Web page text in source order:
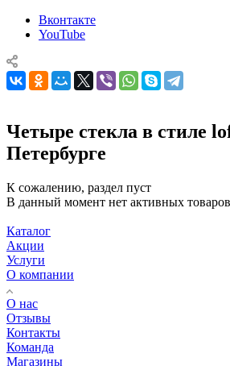
Вконтакте
YouTube
Четыре стекла в стиле
Петербурге
К сожалению, раздел пуст
В данный момент нет активных товаров
Каталог
Акции
Услуги
О компании
О нас
Отзывы
Контакты
Команда
Магазины